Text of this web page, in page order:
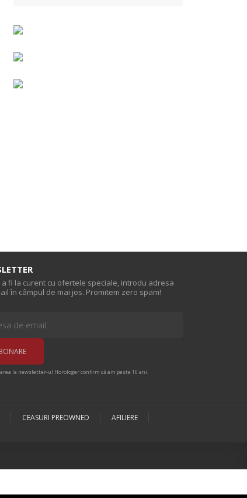
a fi la curent cu ofertele speciale, introdu adresa
în câmpul de mai jos. Promitem zero spam!
la newsletter-ul Horologer confirm că am peste 16 ani.
CEASURI PREOWNED
AFILIERE